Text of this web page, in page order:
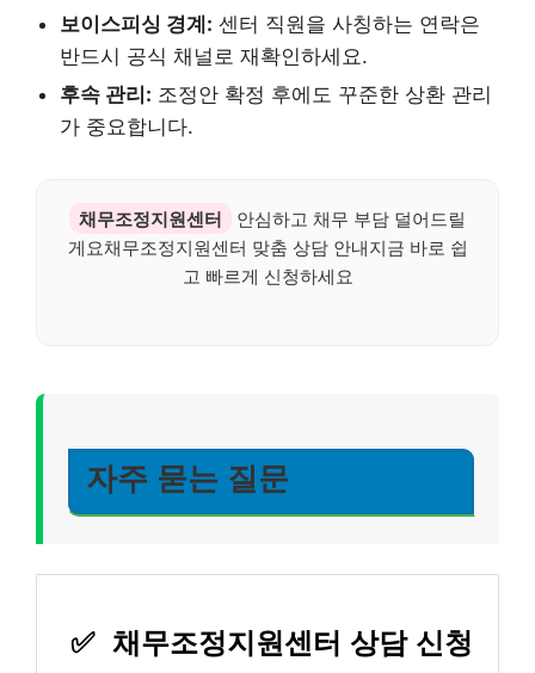
보이스피싱 경계: 센터 직원을 사칭하는 연락은
반드시 공식 채널로 재확인하세요.
후속 관리: 조정안 확정 후에도 꾸준한 상환 관리
가 중요합니다.
채무조정지원센터
안심하고 채무 부담 덜어드릴
게요채무조정지원센터 맞춤 상담 안내지금 바로 쉽
고 빠르게 신청하세요
자주 묻는 질문
✅ 채무조정지원센터 상담 신청